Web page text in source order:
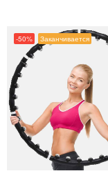
-50% Заканчивается